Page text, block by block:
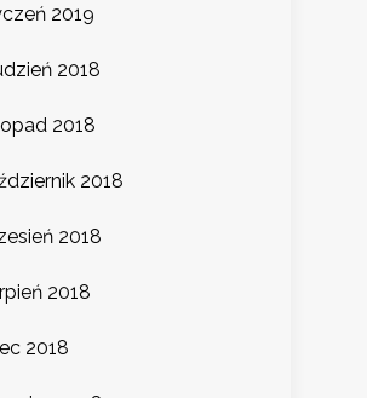
2019
2018
2018
2018
2018
2018
2018